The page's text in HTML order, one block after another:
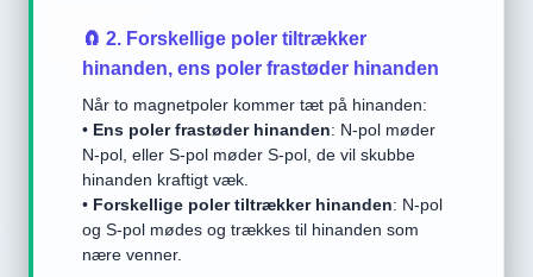
🧲 2. Forskellige poler tiltrækker
hinanden, ens poler frastøder hinanden
Når to magnetpoler kommer tæt på hinanden:
• Ens poler frastøder hinanden: N-pol møder
N-pol, eller S-pol møder S-pol, de vil skubbe
hinanden kraftigt væk.
• Forskellige poler tiltrækker hinanden: N-pol
og S-pol mødes og trækkes til hinanden som
nære venner.